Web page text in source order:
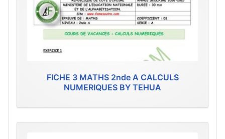
FICHE 3 MATHS 2nde A CALCULS
NUMERIQUES BY TEHUA